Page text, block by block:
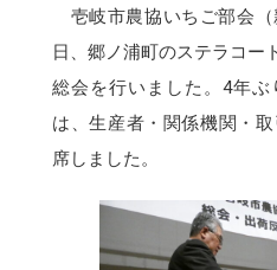
壱岐市農協いちご部会（
日、郷ノ浦町のステラコー
総会を行いました。4年
は、生産者・関係機関・
席しました。